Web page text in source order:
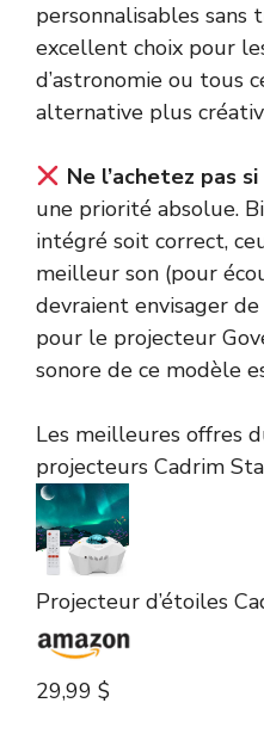
personnalisables sans
excellent choix pour
d’astronomie ou tous
alternative plus
Ne l’achetez pas si
une priorité absolue.
intégré soit correct,
meilleur son (pour
devraient envisager
pour le projecteur
sonore de ce modèle
Les meilleures offres
projecteurs Cadrim
Projecteur d’étoiles
29,99 $